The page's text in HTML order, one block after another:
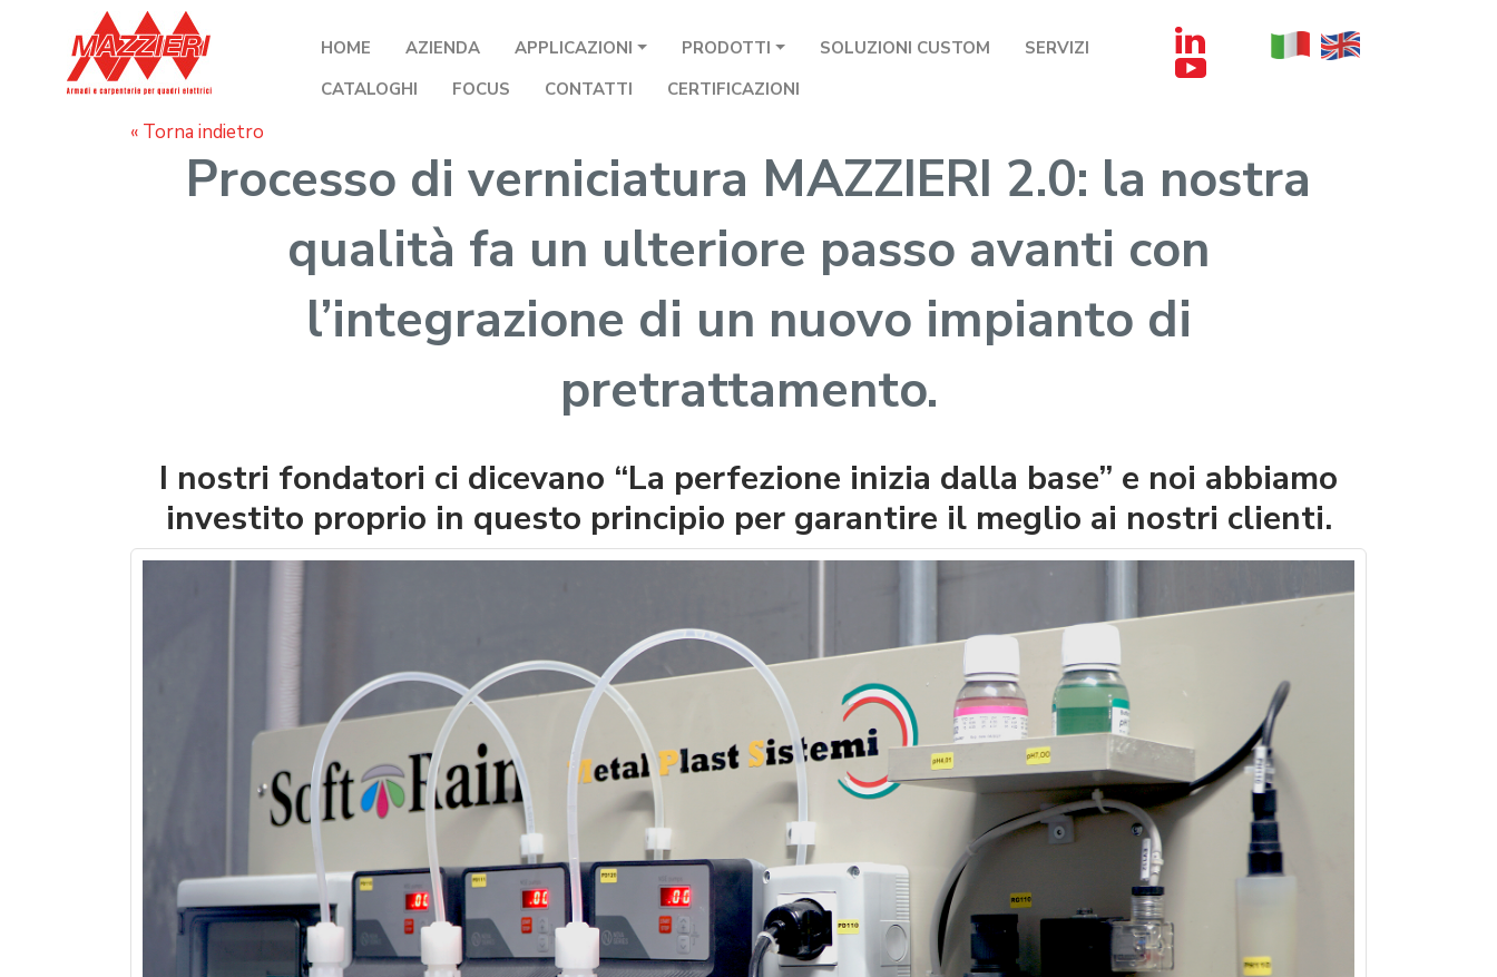
HOME AZIENDA APPLICAZIONI PRODOTTI SOLUZIONI CUSTOM
SERVIZI
CATALOGHI
FOCUS CONTATTI CERTIFICAZIONI
« Torna indietro
Processo di verniciatura MAZZIERI 2.0: la nostra
qualità fa un ulteriore passo avanti con
l’integrazione di un nuovo impianto di
pretrattamento.
I nostri fondatori ci dicevano “La perfezione inizia dalla base” e noi abbiamo
investito proprio in questo principio per garantire il meglio ai nostri clienti.